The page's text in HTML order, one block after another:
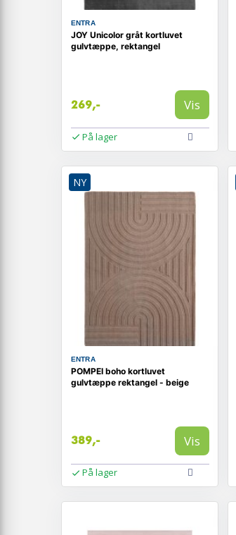
ENTRA
JOY Unicolor gråt kortluvet
gulvtæppe, rektangel
269,- Vis
På lager
NY
ENTRA
POMPEI boho kortluvet
gulvtæppe rektangel - beige
389,- Vis
På lager